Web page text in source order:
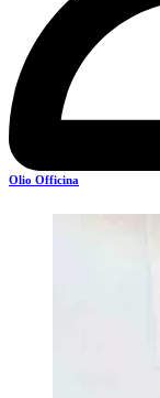
Olio Officina